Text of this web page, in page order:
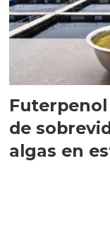
Futerpenol
de
algas en